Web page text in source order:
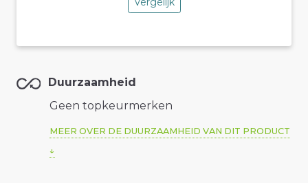
Duurzaamheid
Geen topkeurmerken
MEER OVER DE DUURZAAMHEID VAN DIT PRODUCT